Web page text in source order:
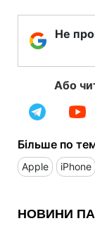
Не
Або
Більше по
Apple iPhone